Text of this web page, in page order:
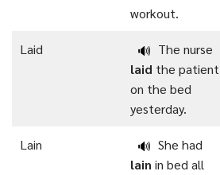
workout.
Laid 🔊 The nurse
laid the patient
on the bed
yesterday.
Lain 🔊 She had
lain in bed all